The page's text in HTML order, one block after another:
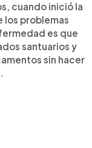
cuando inició la
los problemas
es que
santuarios y
sin hacer